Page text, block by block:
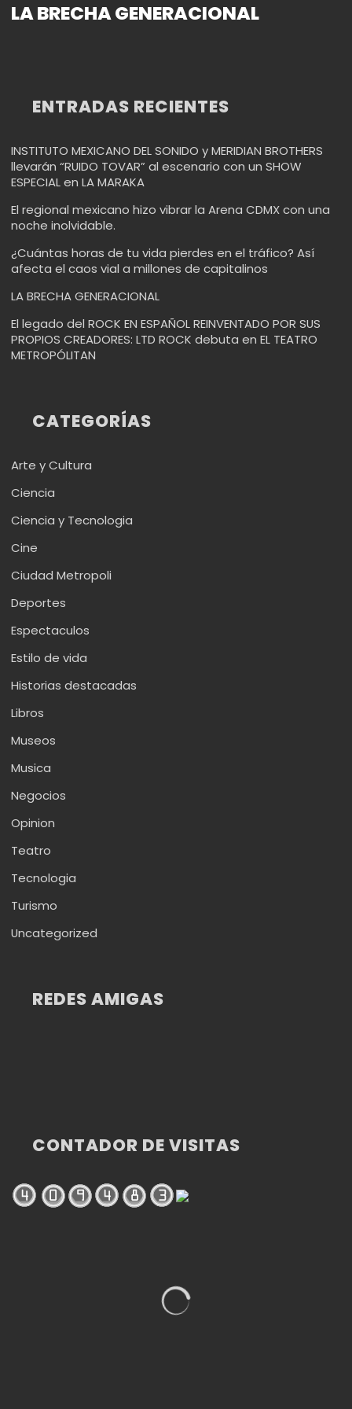
LA BRECHA GENERACIONAL
ENTRADAS RECIENTES
INSTITUTO MEXICANO DEL SONIDO y MERIDIAN BROTHERS
llevarán “RUIDO TOVAR” al escenario con un SHOW
ESPECIAL en LA MARAKA
El regional mexicano hizo vibrar la Arena CDMX con una
noche inolvidable.
¿Cuántas horas de tu vida pierdes en el tráfico? Así
afecta el caos vial a millones de capitalinos
LA BRECHA GENERACIONAL
El legado del ROCK EN ESPAÑOL REINVENTADO POR SUS
PROPIOS CREADORES: LTD ROCK debuta en EL TEATRO
METROPÓLITAN
CATEGORÍAS
Arte y Cultura
Ciencia
Ciencia y Tecnologia
Cine
Ciudad Metropoli
Deportes
Espectaculos
Estilo de vida
Historias destacadas
Libros
Museos
Musica
Negocios
Opinion
Teatro
Tecnologia
Turismo
Uncategorized
REDES AMIGAS
CONTADOR DE VISITAS